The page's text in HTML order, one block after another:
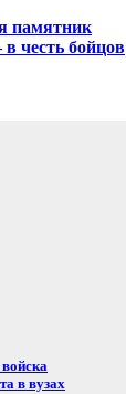
памятник
честь бойцов
в вузах